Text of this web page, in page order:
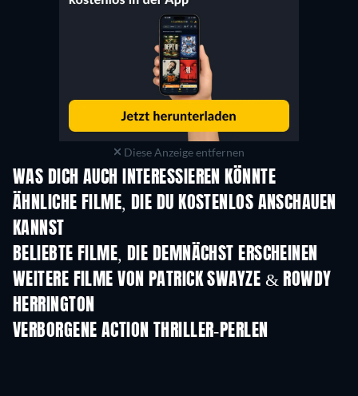
Diese Anzeige entfernen
WAS DICH AUCH INTERESSIEREN KÖNNTE
ÄHNLICHE FILME, DIE DU KOSTENLOS ANSCHAUEN
KANNST
BELIEBTE FILME, DIE DEMNÄCHST ERSCHEINEN
WEITERE FILME VON PATRICK SWAYZE & ROWDY
HERRINGTON
VERBORGENE ACTION THRILLER-PERLEN